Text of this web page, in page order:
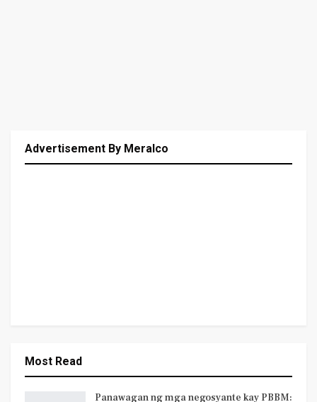
Advertisement By Meralco
Most Read
Panawagan ng mga negosyante kay PBBM: